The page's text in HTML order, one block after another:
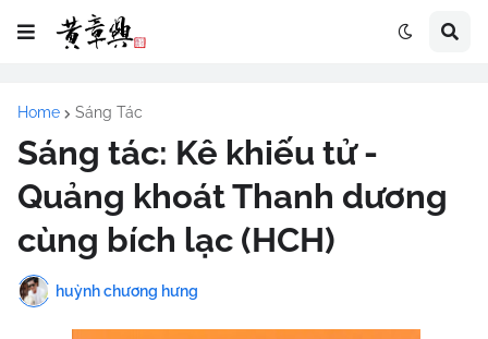
Home Sáng Tác
Sáng tác: Kê khiếu tử -
Quảng khoát Thanh dương
cùng bích lạc (HCH)
huỳnh chương hưng